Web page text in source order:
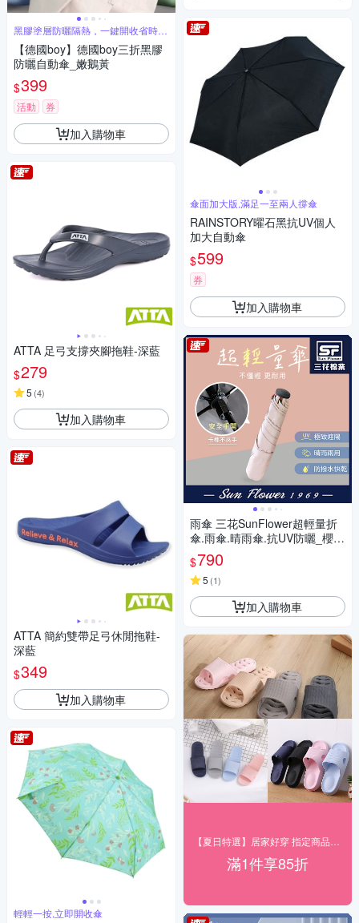
黑膠塗層防曬隔熱，一鍵開收省時省
力
【德國boy】德國boy三折黑膠
防曬自動傘_嫩鵝黃
$399
活動 券
加入購物車
ATTA 足弓支撐夾腳拖鞋-深藍
$279
5 (4)
加入購物車
ATTA 簡約雙帶足弓休閒拖鞋-
深藍
$349
加入購物車
輕輕一按,立即開收傘
傘面加大版,滿足一至兩人撐傘
RAINSTORY曜石黑抗UV個人
加大自動傘
$599
券
加入購物車
雨傘 三花SunFlower超輕量折
傘.雨傘.晴雨傘.抗UV防曬_櫻花
粉
$790
5 (1)
加入購物車
滿1件享85折